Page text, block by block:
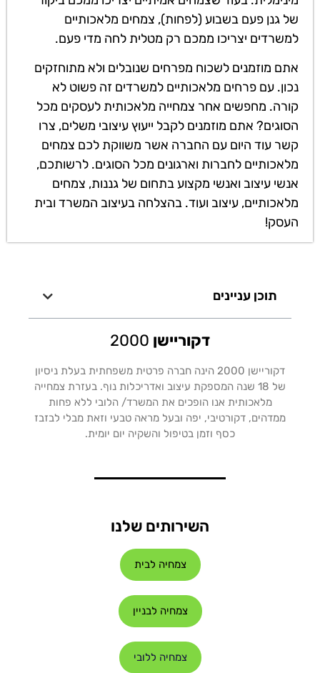
של גנן פעם בשבוע (לפחות), צמחים מלאכותיים
למשרדים יצריכו ממכם רק מטלית לחה מדי פעם.
אתם מוזמנים לשכוח מפרחים שנובלים ולא מתוחזקים
נכון. עם פרחים מלאכותיים למשרדים זה פשוט לא
קורה. מחפשים אחר צמחייה מלאכותית לעסקים מכל
הסוגים? אתם מוזמנים לקבל ייעוץ עיצובי משלים, צרו
קשר עוד היום עם החברה אשר משווקת לכם צמחים
מלאכותיים לחברות וארגונים מכל הסוגים. לרשותכם,
אנשי עיצוב ואנשי מקצוע בתחום של גננות, צמחים
מלאכותיים, עיצוב ועוד. בהצלחה בעיצוב המשרד ובית
העסק!
תוכן עניינים
דקוריישן 2000
דקוריישן 2000 הינה חברה פרטית משפחתית בעלת ניסיון
של 18 שנה המספקת עיצוב ואדריכלות נוף. בעזרת צמחייה
מלאכותית אנו הופכים את המשרד/ הלובי ללא פחות
ממדהים, דקורטיבי, יפה ובעל מראה טבעי וזאת מבלי לבזבז
כסף וזמן בטיפול והשקיה יום יומית.
השירותים שלנו
צמחיה לבית
צמחיה לבניין
צמחיה ללובי